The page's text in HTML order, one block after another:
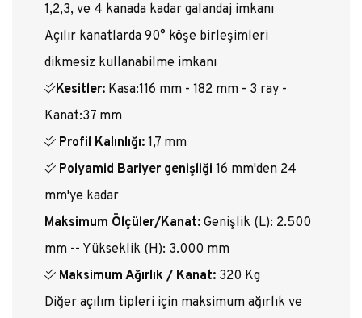
1,2,3, ve 4 kanada kadar galandaj imkanı
Açılır kanatlarda 90° köşe birleşimleri
dikmesiz kullanabilme imkanı
Kesitler: Kasa:116 mm - 182 mm - 3 ray -
Kanat:37 mm
Profil Kalınlığı: 1,7 mm
Polyamid Bariyer genişliği 16 mm'den 24
mm'ye kadar
Maksimum Ölçüler/Kanat: Genişlik (L): 2.500
mm -- Yükseklik (H): 3.000 mm
Maksimum Ağırlık / Kanat: 320 Kg
Diğer açılım tipleri için maksimum ağırlık ve